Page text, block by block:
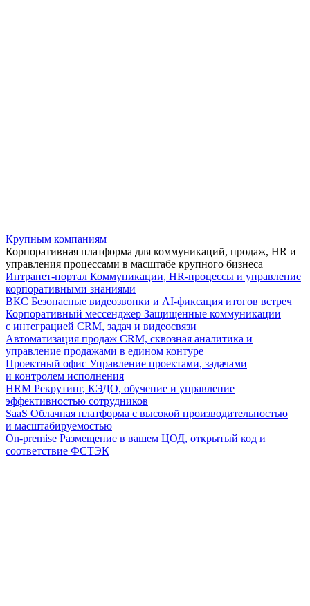
Крупным компаниям
Корпоративная платформа для коммуникаций, продаж, HR и
управления процессами в масштабе крупного бизнеса
Интранет-портал Коммуникации, HR-процессы и управление
корпоративными знаниями
ВКС Безопасные видеозвонки и AI-фиксация итогов встреч
Корпоративный мессенджер Защищенные коммуникации
с интеграцией CRM, задач и видеосвязи
Автоматизация продаж CRM, сквозная аналитика и
управление продажами в едином контуре
Проектный офис Управление проектами, задачами
и контролем исполнения
HRM Рекрутинг, КЭДО, обучение и управление
эффективностью сотрудников
SaaS Облачная платформа с высокой производительностью
и масштабируемостью
On-premise Размещение в вашем ЦОД, открытый код и
соответствие ФСТЭК